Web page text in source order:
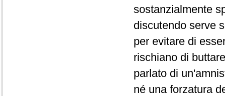
sostanzialmente
discutendo serve
per evitare di
rischiano di
parlato di
né una forzatura